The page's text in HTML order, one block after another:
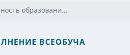
образовани...
ВСЕОБУЧА